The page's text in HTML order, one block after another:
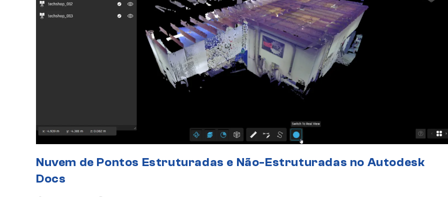
Nuvem de Pontos Estruturadas e Não-Estruturadas no Autodesk
Docs